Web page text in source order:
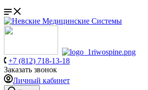
+7 (812) 718-13-18
Заказать звонок
Личный кабинет